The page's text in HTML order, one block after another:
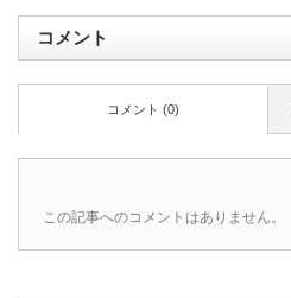
コメント
コメント (0)
この記事へのコメントはありません。